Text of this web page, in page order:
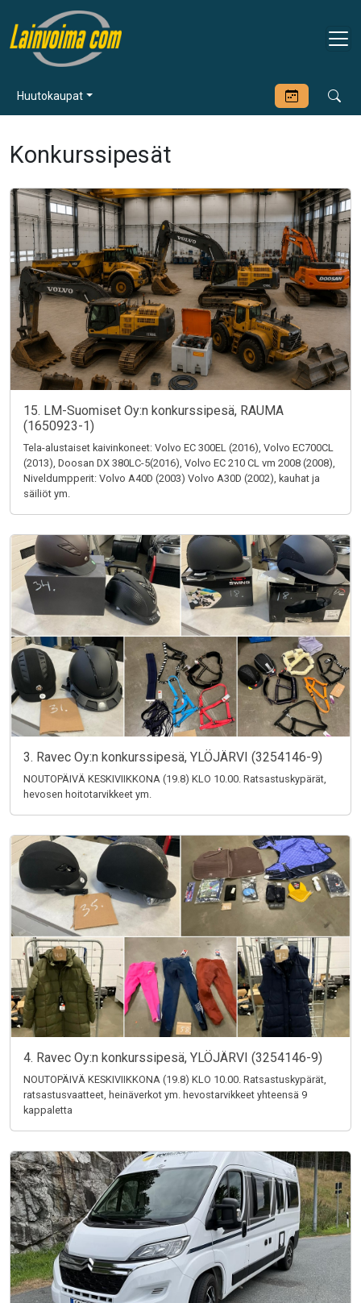
Huutokaupat
Konkurssipesät
15. LM-Suomiset Oy:n konkurssipesä, RAUMA
(1650923-1)
Tela-alustaiset kaivinkoneet: Volvo EC 300EL (2016), Volvo EC700CL
(2013), Doosan DX 380LC-5(2016), Volvo EC 210 CL vm 2008 (2008),
Niveldumpperit: Volvo A40D (2003) Volvo A30D (2002), kauhat ja
säiliöt ym.
3. Ravec Oy:n konkurssipesä, YLÖJÄRVI (3254146-9)
NOUTOPÄIVÄ KESKIVIIKKONA (19.8) KLO 10.00. Ratsastuskypärät,
hevosen hoitotarvikkeet ym.
4. Ravec Oy:n konkurssipesä, YLÖJÄRVI (3254146-9)
NOUTOPÄIVÄ KESKIVIIKKONA (19.8) KLO 10.00. Ratsastuskypärät,
ratsastusvaatteet, heinäverkot ym. hevostarvikkeet yhteensä 9
kappaletta